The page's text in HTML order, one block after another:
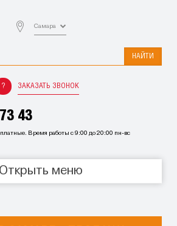
Самара
НАЙТИ
ЗАКАЗАТЬ ЗВОНОК
43
Время работы с 9:00 до 20:00 пн-вс
Открыть меню